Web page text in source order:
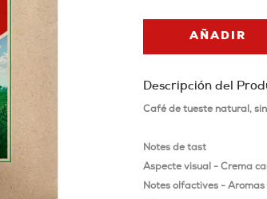
AÑADIR
Descripción del
Café de tueste natural,
Notes de tast
Aspecte visual - Crema
Notes olfactives -